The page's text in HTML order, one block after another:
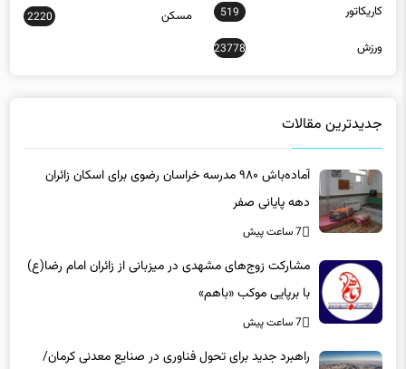
ورزش 23778
دهه پایانی صفر
7 ساعت پیش
مشارکت زوج‌های مشهدی در میزبانی از زائران امام رضا(ع)
با برپایی موکب «باهم»
7 ساعت پیش
راهبرد جدید برای تحول فناوری در صنایع معدنی کرمان/
پیشنهاد راه‌اندازی مرکز رشد تخصصی معدن